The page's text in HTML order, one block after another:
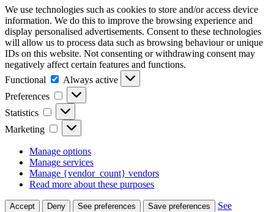
We use technologies such as cookies to store and/or access device
information. We do this to improve the browsing experience and
display personalised advertisements. Consent to these technologies
will allow us to process data such as browsing behaviour or unique
IDs on this website. Not consenting or withdrawing consent may
negatively affect certain features and functions.
Functional
Functional
Always active
Preferences
Preferences
Statistics Statistics
Marketing Marketing
Manage options
Manage services
Manage {vendor_count} vendors
Read more about these purposes
Accept Deny See preferences Save preferences
See